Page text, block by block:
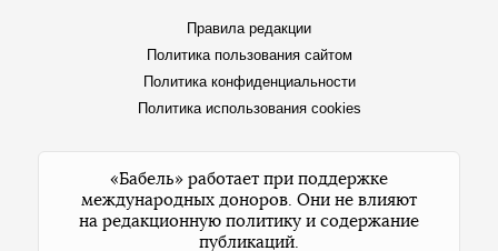
Правила редакции
Политика пользования сайтом
Политика конфиденциальности
Политика использования cookies
«Бабель» работает при поддержке
международных доноров. Они не влияют
на редакционную политику и содержание
публикаций.